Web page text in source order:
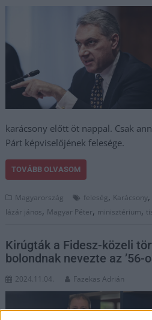
karácsony előtt öt nappal. Csak
Párt képviselőjének felesége.
TOVÁBB OLVASOM
Magyarország feleség, Karácsony,
lázár jános, Magyar Péter, minisztérium,
Kirúgták a Fidesz-közeli
bolondnak nevezte az ’56-
2024.11.04. Fazekas Adrián